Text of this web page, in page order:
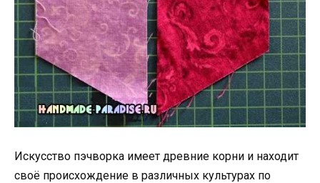
Искусство пэчворка имеет древние корни и находит
своё происхождение в различных культурах по